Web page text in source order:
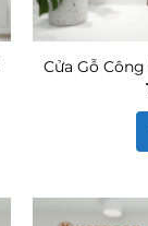
Cửa Gỗ